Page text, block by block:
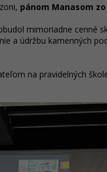
pánom Manasom
mimoriadne cenné
a údržbu kamenných
na pravidelných